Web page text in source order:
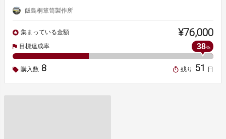
飯島桐箪笥製作所
集まっている金額 ¥76,000
目標達成率 38%
購入数 8 残り 51 日